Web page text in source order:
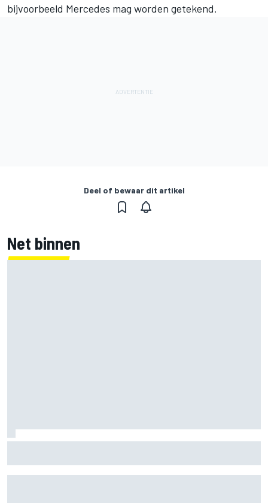
bijvoorbeeld Mercedes mag worden getekend.
Deel of bewaar dit artikel
Net binnen